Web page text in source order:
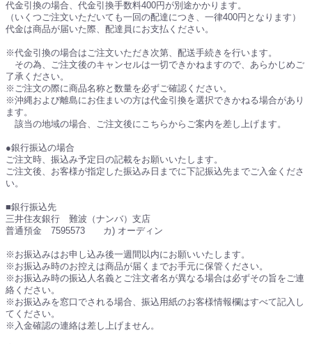
代金引換の場合、代金引換手数料400円が別途かかります。
（いくつご注文いただいても一回の配達につき、一律400円となります）
代金は商品が届いた際、配達員にお支払ください。
※代金引換の場合はご注文いただき次第、配送手続きを行います。
その為、ご注文後のキャンセルは一切できかねますので、あらかじめご
了承ください。
※ご注文の際に商品名称と数量を必ずご確認ください。
※沖縄および離島にお住まいの方は代金引換を選択できかねる場合があり
ます。
該当の地域の場合、ご注文後にこちらからご案内を差し上げます。
●銀行振込の場合
ご注文時、振込み予定日の記載をお願いいたします。
ご注文後、お客様が指定した振込み日までに下記振込先までご入金くださ
い。
■銀行振込先
三井住友銀行 難波（ナンバ）支店
普通預金 7595573 カ) オーディン
※お振込みはお申し込み後一週間以内にお願いいたします。
※お振込み時のお控えは商品が届くまでお手元に保管ください。
※お振込み時の振込人名義とご注文者名が異なる場合は必ずその旨をご連
絡ください。
※お振込みを窓口でされる場合、振込用紙のお客様情報欄はすべて記入し
てください。
※入金確認の連絡は差し上げません。